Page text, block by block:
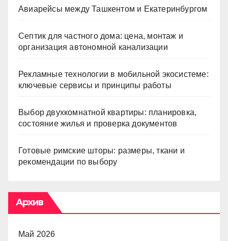
Авиарейсы между Ташкентом и Екатеринбургом
Септик для частного дома: цена, монтаж и
организация автономной канализации
Рекламные технологии в мобильной экосистеме:
ключевые сервисы и принципы работы
Выбор двухкомнатной квартиры: планировка,
состояние жилья и проверка документов
Готовые римские шторы: размеры, ткани и
рекомендации по выбору
Архив
Май 2026